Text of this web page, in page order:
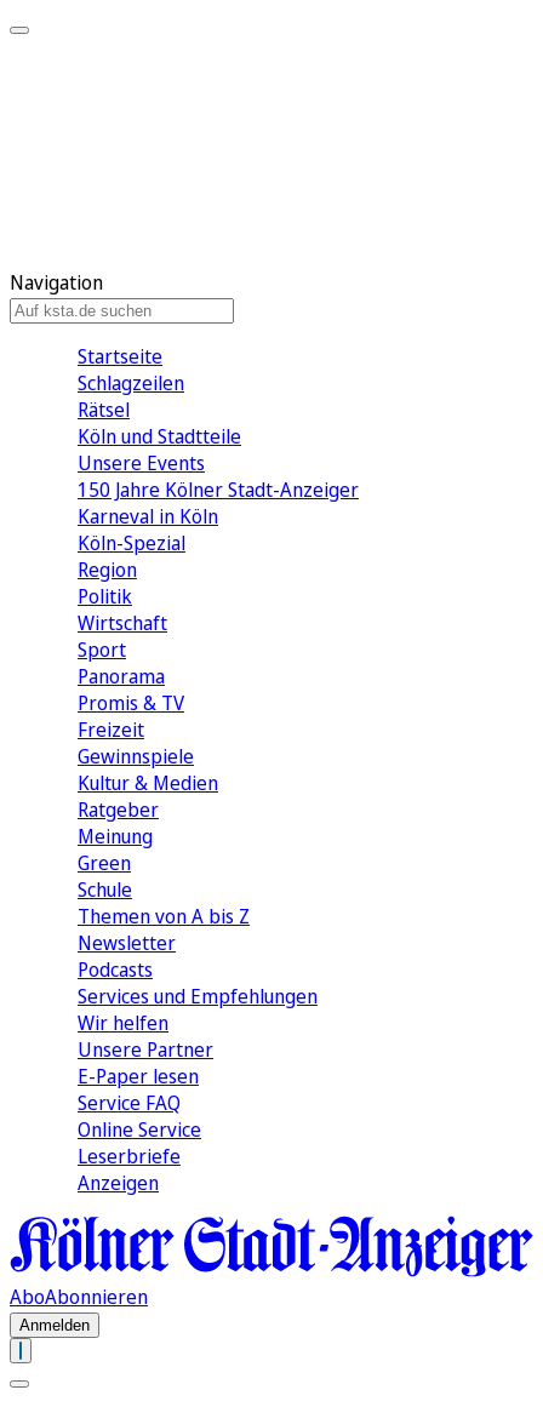
Navigation
Startseite
Schlagzeilen
Rätsel
Köln und Stadtteile
Unsere Events
150 Jahre Kölner Stadt-Anzeiger
Karneval in Köln
Köln-Spezial
Region
Politik
Wirtschaft
Sport
Panorama
Promis & TV
Freizeit
Gewinnspiele
Kultur & Medien
Ratgeber
Meinung
Green
Schule
Themen von A bis Z
Newsletter
Podcasts
Services und Empfehlungen
Wir helfen
Unsere Partner
E-Paper lesen
Service FAQ
Online Service
Leserbriefe
Anzeigen
AboAbonnieren
Anmelden